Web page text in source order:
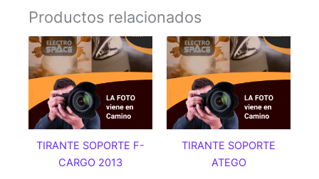
Productos relacionados
TIRANTE SOPORTE F-
CARGO 2013
TIRANTE SOPORTE
ATEGO